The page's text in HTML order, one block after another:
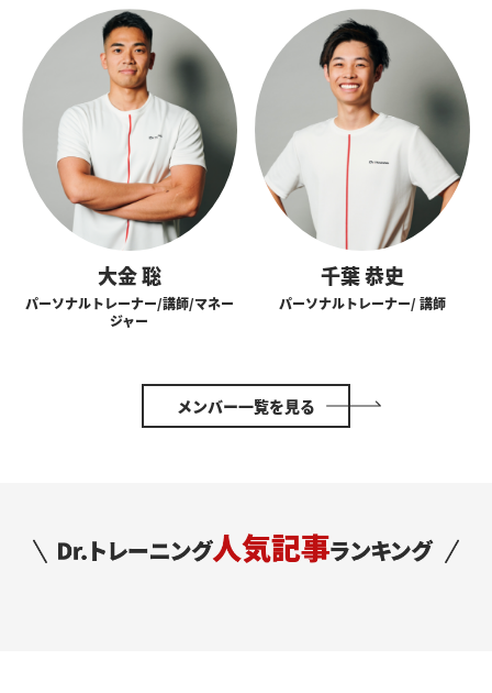
大金 聡
パーソナルトレーナー/講師/マネー
ジャー
千葉 恭史
パーソナルトレーナー/ 講師
メンバー一覧を見る